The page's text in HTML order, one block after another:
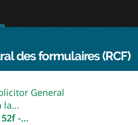
des formulaires (RCF)
General
la...
-...